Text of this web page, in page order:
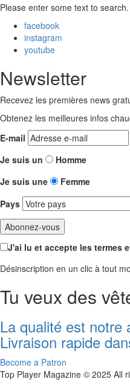
Please enter some text to search.
facebook
instagram
youtube
Newsletter
Recevez les premières news
Obtenez les meilleures infos
E-mail
Je suis un
Homme
Je suis une
Femme
Pays
J'ai lu et accepte les termes
Désinscription en un clic à tout
Tu veux des
La qualité est notre
Livraison rapide
Become a Patron
Top Player Magazine © 2025 All